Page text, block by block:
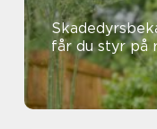
får du styr på